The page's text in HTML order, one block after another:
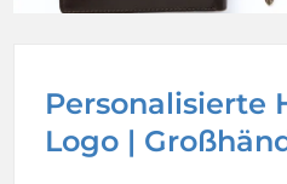
Personalisierte
Logo |